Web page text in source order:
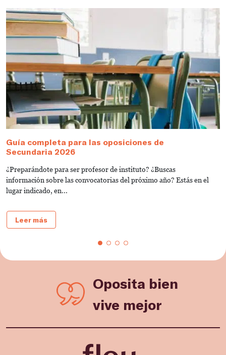
Guía completa para las oposiciones de
Secundaria 2026
¿Preparándote para ser profesor de instituto? ¿Buscas
información sobre las convocatorias del próximo año? Estás en el
lugar indicado, en...
Leer más
Oposita bien
vive mejor